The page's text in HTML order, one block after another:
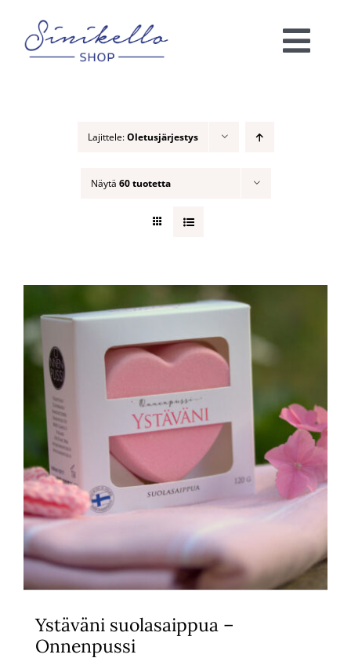
content
Lajittele:Oletusjärjestys
Näytä 60 tuotetta
Ystäväni suolasaippua –
Onnenpussi